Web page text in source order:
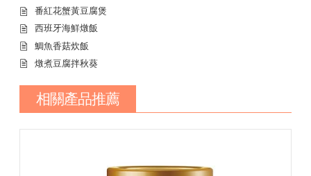
番紅花蟹黃豆腐煲
西班牙海鮮燉飯
鯛魚香菇炊飯
燉煮豆腐拌秋葵
相關產品推薦